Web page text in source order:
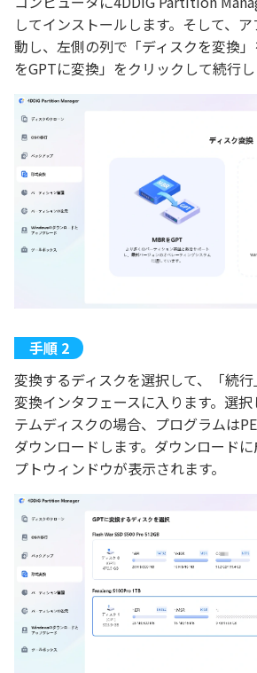
してインストールします。そして、
動し、左側の列で「ディスクを変換
をGPTに変換」をクリックして続行し
変換するディスクを選択して、「続行
変換インタフェースに入ります。選
テムディスクの場合、プログラムは
ダウンロードします。ダウンロード
プトウィンドウが表示されます。